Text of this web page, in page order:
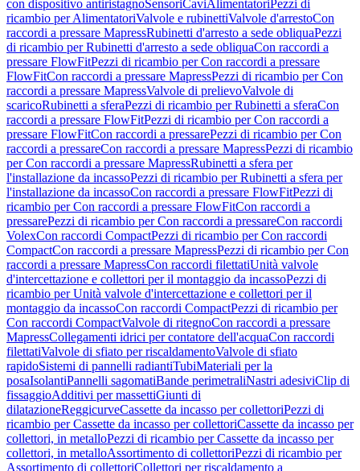
con dispositivo antiristagnoSensoriCaviAlimentatori Pezzi di
ricambio per AlimentatoriValvole e rubinettiValvole d'arrestoCon
raccordi a pressare MapressRubinetti d'arresto a sede obliquaPezzi
di ricambio per Rubinetti d'arresto a sede obliquaCon raccordi a
pressare FlowFitPezzi di ricambio per Con raccordi a pressare
FlowFitCon raccordi a pressare MapressPezzi di ricambio per Con
raccordi a pressare MapressValvole di prelievoValvole di
scaricoRubinetti a sferaPezzi di ricambio per Rubinetti a sferaCon
raccordi a pressare FlowFitPezzi di ricambio per Con raccordi a
pressare FlowFitCon raccordi a pressarePezzi di ricambio per Con
raccordi a pressareCon raccordi a pressare MapressPezzi di ricambio
per Con raccordi a pressare MapressRubinetti a sfera per
l'installazione da incassoPezzi di ricambio per Rubinetti a sfera per
l'installazione da incassoCon raccordi a pressare FlowFitPezzi di
ricambio per Con raccordi a pressare FlowFitCon raccordi a
pressarePezzi di ricambio per Con raccordi a pressareCon raccordi
VolexCon raccordi CompactPezzi di ricambio per Con raccordi
CompactCon raccordi a pressare MapressPezzi di ricambio per Con
raccordi a pressare MapressCon raccordi filettatiUnità valvole
d'intercettazione e collettori per il montaggio da incassoPezzi di
ricambio per Unità valvole d'intercettazione e collettori per il
montaggio da incassoCon raccordi CompactPezzi di ricambio per
Con raccordi CompactValvole di ritegnoCon raccordi a pressare
MapressCollegamenti idrici per contatore dell'acquaCon raccordi
filettatiValvole di sfiato per riscaldamentoValvole di sfiato
rapidoSistemi di pannelli radiantiTubiMateriali per la
posaIsolantiPannelli sagomatiBande perimetraliNastri adesiviClip di
fissaggioAdditivi per massettiGiunti di
dilatazioneReggicurveCassette da incasso per collettoriPezzi di
ricambio per Cassette da incasso per collettoriCassette da incasso per
collettori, in metalloPezzi di ricambio per Cassette da incasso per
collettori, in metalloAssortimento di collettoriPezzi di ricambio per
Assortimento di collettoriCollettori per riscaldamento a